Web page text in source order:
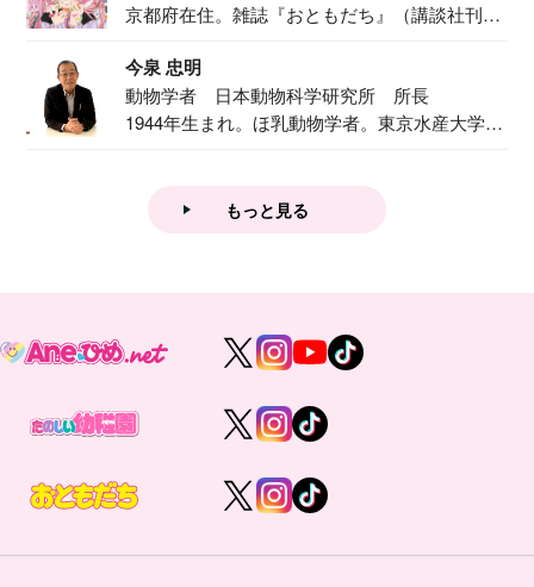
京都府在住。雑誌『おともだち』（講談社刊）
今泉 忠明
動物学者 日本動物科学研究所 所長
1944年生まれ。ほ乳動物学者。東京水産大学卒
もっと見る